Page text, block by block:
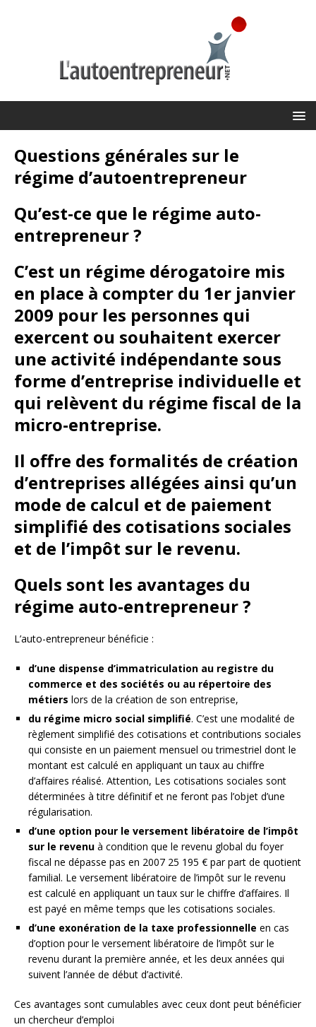
Questions générales sur le
régime d’autoentrepreneur
Qu’est-ce que le régime auto-
entrepreneur ?
C’est un régime dérogatoire mis
en place à compter du 1er janvier
2009 pour les personnes qui
exercent ou souhaitent exercer
une activité indépendante sous
forme d’entreprise individuelle et
qui relèvent du régime fiscal de la
micro-entreprise.
Il offre des formalités de création
d’entreprises allégées ainsi qu’un
mode de calcul et de paiement
simplifié des cotisations sociales
et de l’impôt sur le revenu.
Quels sont les avantages du
régime auto-entrepreneur ?
L’auto-entrepreneur bénéficie :
d’une dispense d’immatriculation au registre du
commerce et des sociétés ou au répertoire des
métiers lors de la création de son entreprise,
du régime micro social simplifié. C’est une modalité de
règlement simplifié des cotisations et contributions sociales
qui consiste en un paiement mensuel ou trimestriel dont le
montant est calculé en appliquant un taux au chiffre
d’affaires réalisé. Attention, Les cotisations sociales sont
déterminées à titre définitif et ne feront pas l’objet d’une
régularisation.
d’une option pour le versement libératoire de l’impôt
sur le revenu à condition que le revenu global du foyer
fiscal ne dépasse pas en 2007 25 195 € par part de quotient
familial. Le versement libératoire de l’impôt sur le revenu
est calculé en appliquant un taux sur le chiffre d’affaires. Il
est payé en même temps que les cotisations sociales.
d’une exonération de la taxe professionnelle en cas
d’option pour le versement libératoire de l’impôt sur le
revenu durant la première année, et les deux années qui
suivent l’année de début d’activité.
Ces avantages sont cumulables avec ceux dont peut bénéficier
un chercheur d’emploi